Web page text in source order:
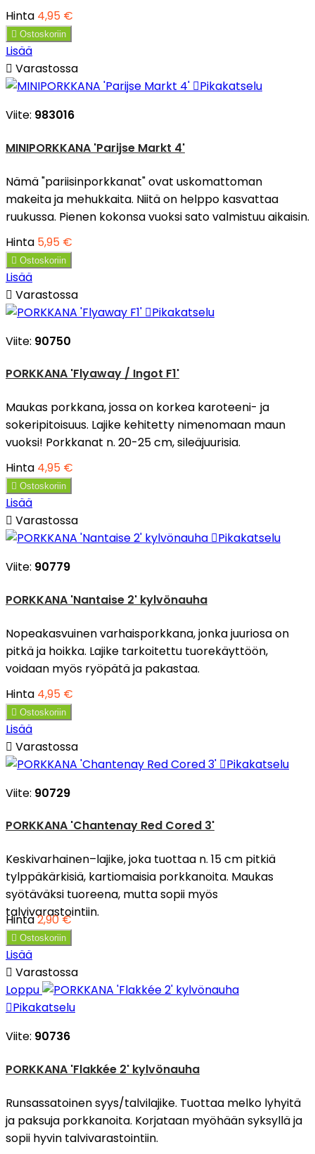
Hinta 4,95 €
 Ostoskoriin
Lisää
 Varastossa
Pikakatselu
Viite: 983016
MINIPORKKANA 'Parijse Markt 4'
Nämä "pariisinporkkanat" ovat uskomattoman
makeita ja mehukkaita. Niitä on helppo kasvattaa
ruukussa. Pienen kokonsa vuoksi sato valmistuu aikaisin.
Hinta 5,95 €
 Ostoskoriin
Lisää
 Varastossa
Pikakatselu
Viite: 90750
PORKKANA 'Flyaway / Ingot F1'
Maukas porkkana, jossa on korkea karoteeni- ja
sokeripitoisuus. Lajike kehitetty nimenomaan maun
vuoksi! Porkkanat n. 20-25 cm, sileäjuurisia.
Hinta 4,95 €
 Ostoskoriin
Lisää
 Varastossa
Pikakatselu
Viite: 90779
PORKKANA 'Nantaise 2' kylvönauha
Nopeakasvuinen varhaisporkkana, jonka juuriosa on
pitkä ja hoikka. Lajike tarkoitettu tuorekäyttöön,
voidaan myös ryöpätä ja pakastaa.
Hinta 4,95 €
 Ostoskoriin
Lisää
 Varastossa
Pikakatselu
Viite: 90729
PORKKANA 'Chantenay Red Cored 3'
Keskivarhainen–lajike, joka tuottaa n. 15 cm pitkiä
tylppäkärkisiä, kartiomaisia porkkanoita. Maukas
syötäväksi tuoreena, mutta sopii myös
talvivarastointiin.
Hinta2,90 €
 Ostoskoriin
Lisää
 Varastossa
Loppu
Pikakatselu
Viite: 90736
PORKKANA 'Flakkée 2' kylvönauha
Runsassatoinen syys/talvilajike. Tuottaa melko lyhyitä
ja paksuja porkkanoita. Korjataan myöhään syksyllä ja
sopii hyvin talvivarastointiin.